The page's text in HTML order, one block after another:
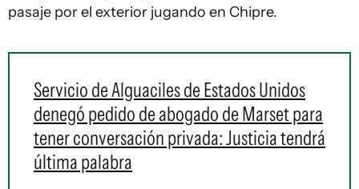
pasaje por el exterior jugando en Chipre.
Servicio de Alguaciles de Estados Unidos
denegó pedido de abogado de Marset para
tener conversación privada: Justicia tendrá
última palabra